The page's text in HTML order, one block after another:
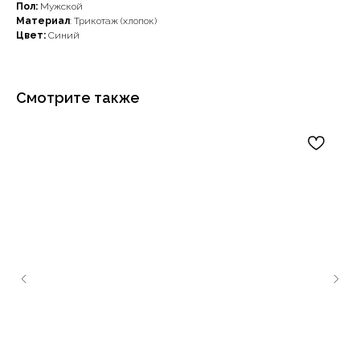
Пол: Мужской
Материал: Трикотаж (хлопок)
Цвет: Синий
Смотрите также